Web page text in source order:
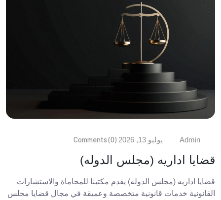
Admin يوليو 13, 2026 Comments (0)
قضايا اداريه (مجلس الدوله)
قضايا اداريه (مجلس الدوله) يقدم مكتبنا للمحاماة والاستشارات
القانونية خدمات قانونية متخصصة وعميقة في مجال قضايا مجلس